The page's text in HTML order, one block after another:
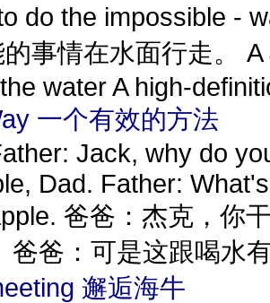
do the impossible -
事情在水面行走。
water A high-
一个有效的方法
Jack, why do
Dad. Father:
爸爸：杰克，你
爸爸：可是这跟喝水
邂逅海牛